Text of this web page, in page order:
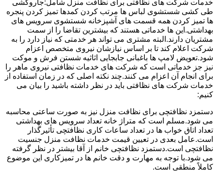
خدمات شرکت های نظافتی برای نظافت منزل شامل:جاروکشی
طی کشی شستشوی لباس ها مرتب کردن کمدها تمیز کردن پنجره
ها تمیز کردن همه قسمت های آشپزخانه شستشوی سرویس های
بهداشتی.این ها خدماتی هستند که بیشترین تقاضا را از سمت
مشتریان دارند.البته مشتری می تواند هر خدمتی که نیاز دارد را به
شرکت اعلام کند تا بر اساس نیازشان نیروی متخصص اعزام
شود.تعویض لامپ ها باغبانی جابجایی اثاثیه شستن فرش و موکت
نیز جز خدماتی است که شرکت های خدمات نظافتی نیروی ماهر را
برای انجام آن اعزام می کنند.چند نکته اصلی که در زمان استفاده از
خدمات شرکت های نظافتی باید در نظر داشته باشید را بیان می
کنیم:
دستمزد نظافتچی برای نظافت منزل نیز به صورت ساعتی محاسبه
می شود.مسلم است که متراژ خانه تعداد سرویس های بهداشتی
تعداد اتاق خواب ها در تعداد ساعات کاری نظافتچی تأثیرگذار
است.عامل بعدی در تعیین قیمت خدمات نظافت منزل جنسیت
نظافتچی است.دستمزد نظافتچی خانم از آقا بیشتر در نظر گرفته
می شود.با توجه به مهارت و دقت خانم ها در تمیزکاری این موضوع
کاملاً منطقی است.